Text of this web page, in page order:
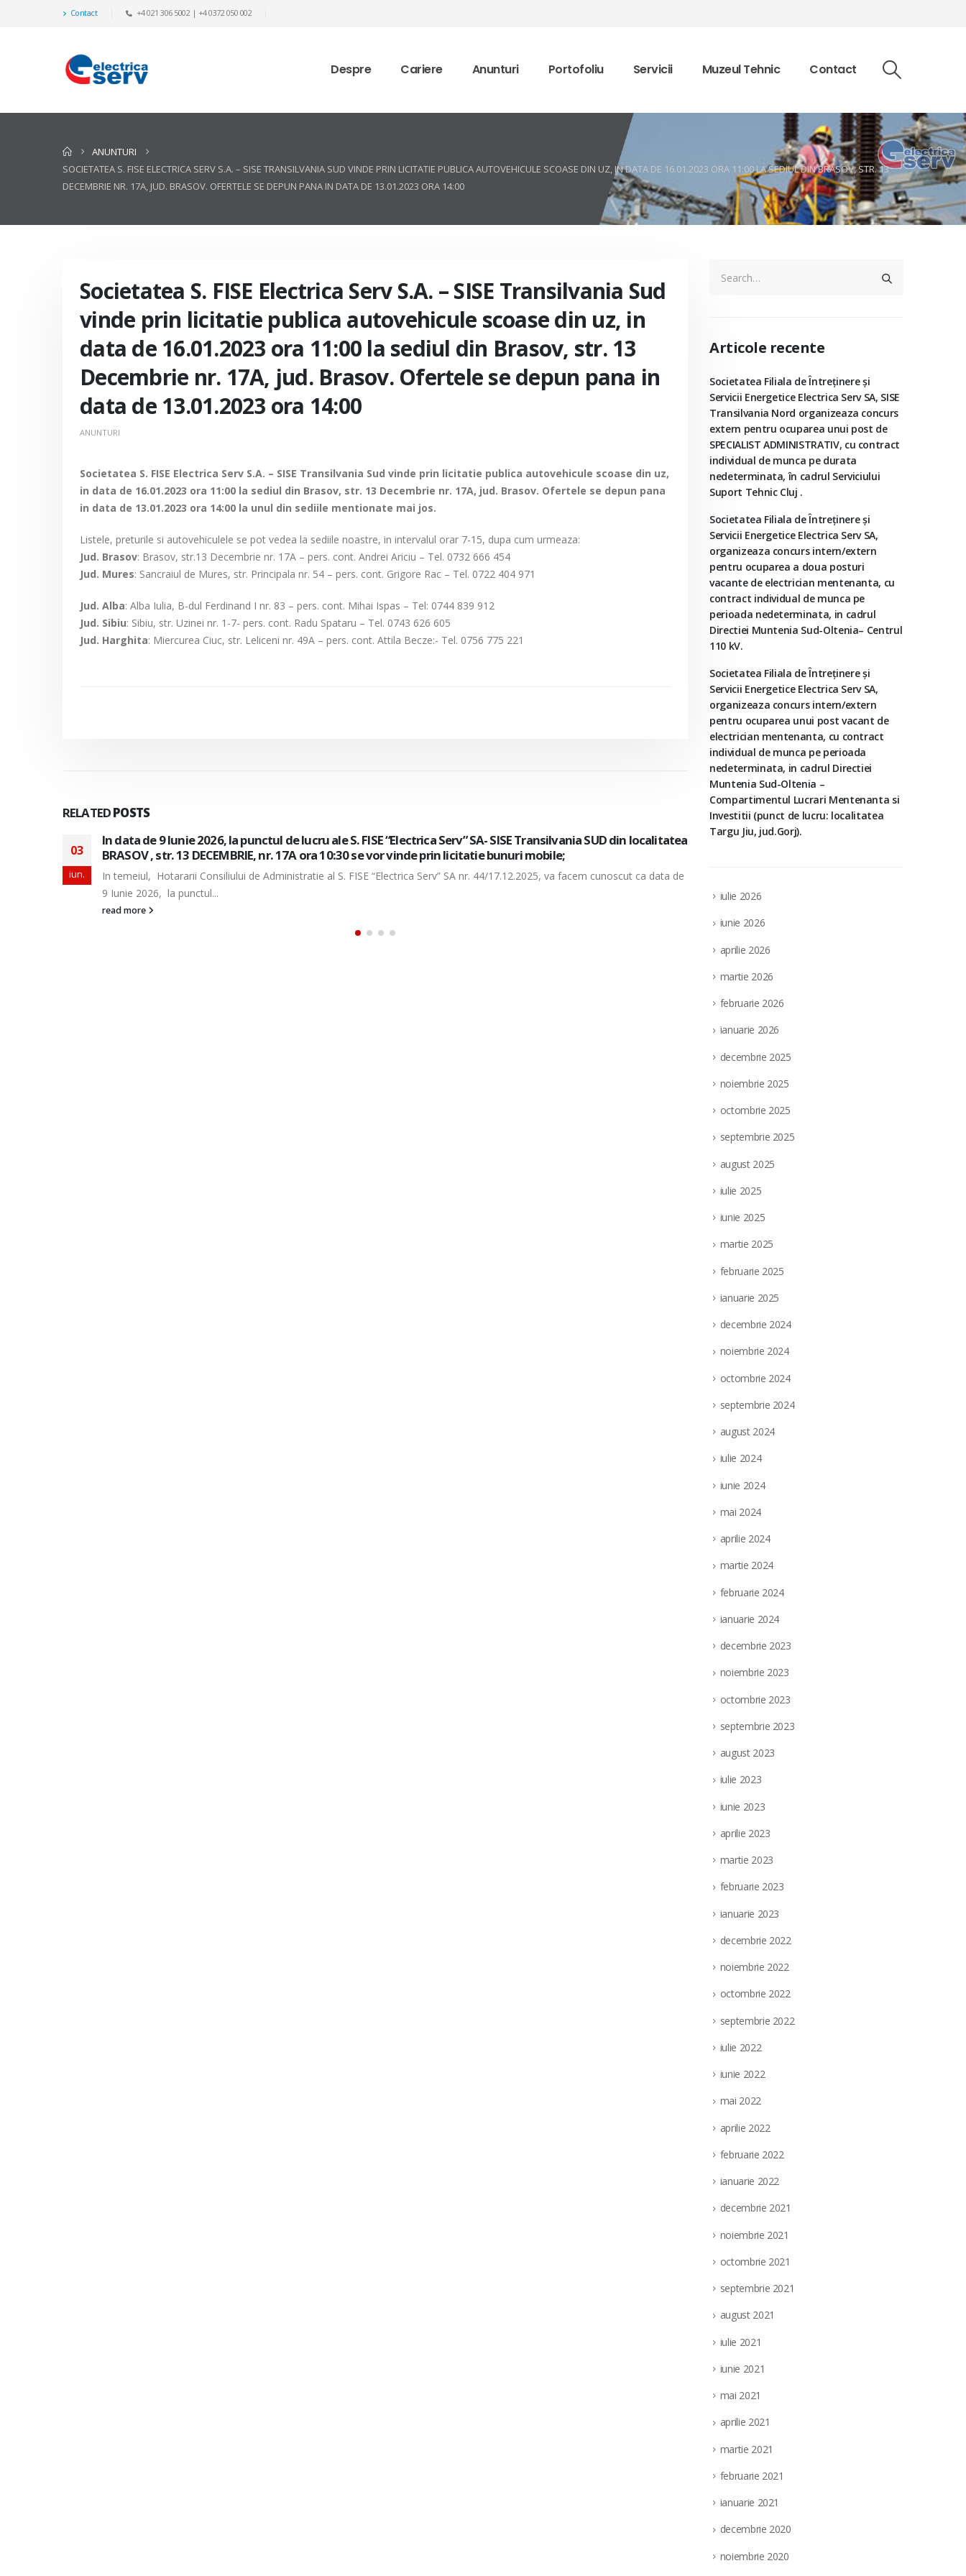
Contact +4 021 306 5002 | +4 0372 050 002
Despre Cariere Anunturi Portofoliu Servicii Muzeul Tehnic Contact
ANUNTURI
SOCIETATEA S. FISE ELECTRICA SERV S.A. – SISE TRANSILVANIA SUD VINDE PRIN LICITATIE PUBLICA AUTOVEHICULE SCOASE DIN UZ, IN DATA DE 16.01.2023 ORA 11:00 LA SEDIUL DIN BRASOV, STR. 13
DECEMBRIE NR. 17A, JUD. BRASOV. OFERTELE SE DEPUN PANA IN DATA DE 13.01.2023 ORA 14:00
Societatea S. FISE Electrica Serv S.A. – SISE Transilvania Sud
vinde prin licitatie publica autovehicule scoase din uz, in
data de 16.01.2023 ora 11:00 la sediul din Brasov, str. 13
Decembrie nr. 17A, jud. Brasov. Ofertele se depun pana in
data de 13.01.2023 ora 14:00
ANUNTURI
Societatea S. FISE Electrica Serv S.A. – SISE Transilvania Sud vinde prin licitatie publica autovehicule scoase din uz,
in data de 16.01.2023 ora 11:00 la sediul din Brasov, str. 13 Decembrie nr. 17A, jud. Brasov. Ofertele se depun pana
in data de 13.01.2023 ora 14:00 la unul din sediile mentionate mai jos.
Listele, preturile si autovehiculele se pot vedea la sediile noastre, in intervalul orar 7-15, dupa cum urmeaza:
Jud. Brasov: Brasov, str.13 Decembrie nr. 17A – pers. cont. Andrei Ariciu – Tel. 0732 666 454
Jud. Mures: Sancraiul de Mures, str. Principala nr. 54 – pers. cont. Grigore Rac – Tel. 0722 404 971
Jud. Alba: Alba Iulia, B-dul Ferdinand I nr. 83 – pers. cont. Mihai Ispas – Tel: 0744 839 912
Jud. Sibiu: Sibiu, str. Uzinei nr. 1-7- pers. cont. Radu Spataru – Tel. 0743 626 605
Jud. Harghita: Miercurea Ciuc, str. Leliceni nr. 49A – pers. cont. Attila Becze:- Tel. 0756 775 221
RELATEDPOSTS
29
apr.
In data de 26 Mai, 2 Iunie si 9 Iunie 2026, la punctul de lucru ale S. FISE “Electrica Serv” SA- SISE Transilvania
SUD din localitatea BRASOV , str. 13 DECEMBRIE, nr. 17A ora 10:30 se vor vinde prin licitatie bunuri mobile
In temeiul, Hotararii Consiliului de Administratie al S. FISE “Electrica Serv” SA nr. 44/17.12.2025, va facem cunoscut ca data
de 26 Mai, 2 Iunie si 9...
read more
In datele de 8, 15, 22 aprilie 2026, la
completarile...
Articole recente
Societatea Filiala de Întreţinere şi
Servicii Energetice Electrica Serv SA, SISE
Transilvania Nord organizeaza concurs
extern pentru ocuparea unui post de
SPECIALIST ADMINISTRATIV, cu contract
individual de munca pe durata
nedeterminata, în cadrul Serviciului
Suport Tehnic Cluj .
Societatea Filiala de Întreţinere şi
Servicii Energetice Electrica Serv SA,
organizeaza concurs intern/extern
pentru ocuparea a doua posturi
vacante de electrician mentenanta, cu
contract individual de munca pe
perioada nedeterminata, in cadrul
Directiei Muntenia Sud-Oltenia– Centrul
110 kV.
Societatea Filiala de Întreţinere şi
Servicii Energetice Electrica Serv SA,
organizeaza concurs intern/extern
pentru ocuparea unui post vacant de
electrician mentenanta, cu contract
individual de munca pe perioada
nedeterminata, in cadrul Directiei
Muntenia Sud-Oltenia –
Compartimentul Lucrari Mentenanta si
Investitii (punct de lucru: localitatea
Targu Jiu, jud.Gorj).
iulie 2026
iunie 2026
aprilie 2026
martie 2026
februarie 2026
ianuarie 2026
decembrie 2025
noiembrie 2025
octombrie 2025
septembrie 2025
august 2025
iulie 2025
iunie 2025
martie 2025
februarie 2025
ianuarie 2025
decembrie 2024
noiembrie 2024
octombrie 2024
septembrie 2024
august 2024
iulie 2024
iunie 2024
mai 2024
aprilie 2024
martie 2024
februarie 2024
ianuarie 2024
decembrie 2023
noiembrie 2023
octombrie 2023
septembrie 2023
august 2023
iulie 2023
iunie 2023
aprilie 2023
martie 2023
februarie 2023
ianuarie 2023
decembrie 2022
noiembrie 2022
octombrie 2022
septembrie 2022
iulie 2022
iunie 2022
mai 2022
aprilie 2022
februarie 2022
ianuarie 2022
decembrie 2021
noiembrie 2021
octombrie 2021
septembrie 2021
august 2021
iulie 2021
iunie 2021
mai 2021
aprilie 2021
martie 2021
februarie 2021
ianuarie 2021
decembrie 2020
noiembrie 2020